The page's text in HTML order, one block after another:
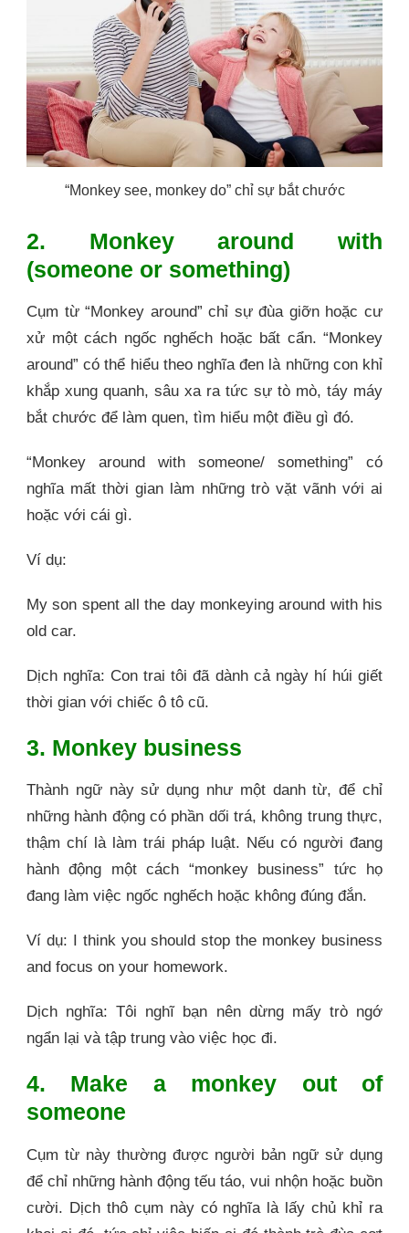
“Monkey see, monkey do” chỉ sự bắt chước
2. Monkey around with
(someone or something)
Cụm từ “Monkey around” chỉ sự đùa giỡn hoặc cư
xử một cách ngốc nghếch hoặc bất cẩn. “Monkey
around” có thể hiểu theo nghĩa đen là những con khỉ
khắp xung quanh, sâu xa ra tức sự tò mò, táy máy
bắt chước để làm quen, tìm hiểu một điều gì đó.
“Monkey around with someone/ something” có
nghĩa mất thời gian làm những trò vặt vãnh với ai
hoặc với cái gì.
Ví dụ:
My son spent all the day monkeying around with his
old car.
Dịch nghĩa: Con trai tôi đã dành cả ngày hí húi giết
thời gian với chiếc ô tô cũ.
3. Monkey business
Thành ngữ này sử dụng như một danh từ, để chỉ
những hành động có phần dối trá, không trung thực,
thậm chí là làm trái pháp luật. Nếu có người đang
hành động một cách “monkey business” tức họ
đang làm việc ngốc nghếch hoặc không đúng đắn.
Ví dụ: I think you should stop the monkey business
and focus on your homework.
Dịch nghĩa: Tôi nghĩ bạn nên dừng mấy trò ngớ
ngẩn lại và tập trung vào việc học đi.
4. Make a monkey out of
someone
Cụm từ này thường được người bản ngữ sử dụng
để chỉ những hành động tếu táo, vui nhộn hoặc buồn
cười. Dịch thô cụm này có nghĩa là lấy chủ khỉ ra